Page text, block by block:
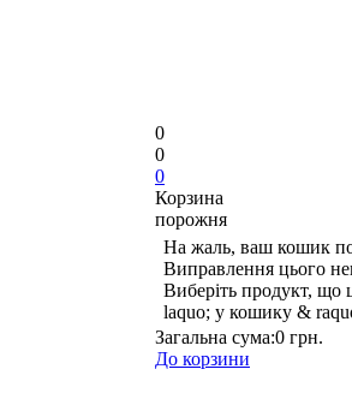
0
0
0
Корзина
порожня
На жаль, ваш кошик
Виправлення цього
Виберіть продукт, що
laquo; у кошику &
Загальна сума:0 грн.
До корзини